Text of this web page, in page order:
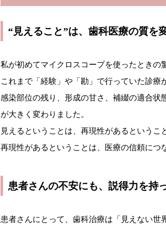
“見えること”は、歯科医療の質を
私が初めてマイクロスコープを使ったときの
これまで「経験」や「勘」で行っていた診療
感染部位の残り、形成の甘さ、補綴の適合
が大きく変わりました。
見えるということは、再現性があるというこ
再現性があるということは、医療の信頼につ
患者さんの不安にも、説得力を持
患者さんにとって、歯科治療は「見えない世